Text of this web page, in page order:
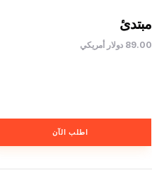
مبتدئ
89.00 دولار أمريكي
اطلب الآن